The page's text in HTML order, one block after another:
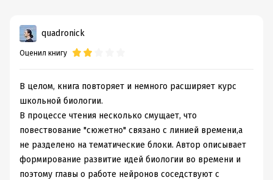
quadronick
Оценил книгу
В целом, книга повторяет и немного расширяет курс
школьной биологии.
В процессе чтения несколько смущает, что
повествование "сюжетно" связано с линией времени,а
не разделено на тематические блоки. Автор описывает
формирование развитие идей биологии во времени и
поэтому главы о работе нейронов соседствуют с